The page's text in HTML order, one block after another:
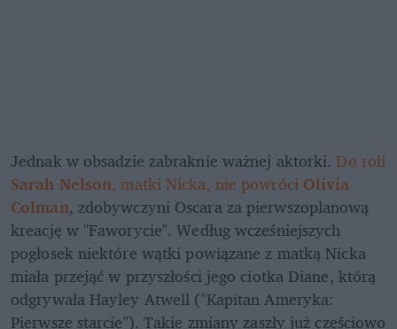
Jednak w obsadzie zabraknie ważnej aktorki.
Sarah Nelson, matki Nicka, nie powróci Olivia
Colman, zdobywczyni Oscara za pierwszoplanową
kreację w "Faworycie". Według wcześniejszych
pogłosek niektóre wątki powiązane z matką Nicka
miała przejąć w przyszłości jego ciotka Diane, którą
odgrywała Hayley Atwell ("Kapitan Ameryka:
Pierwsze starcie"). Takie zmiany zaszły już częściowo